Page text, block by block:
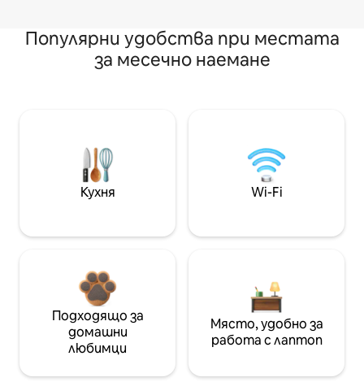
Популярни удобства при местата
за месечно наемане
Кухня Wi-Fi
Подходящо за
домашни
любимци
Място, удобно за
работа с лаптоп